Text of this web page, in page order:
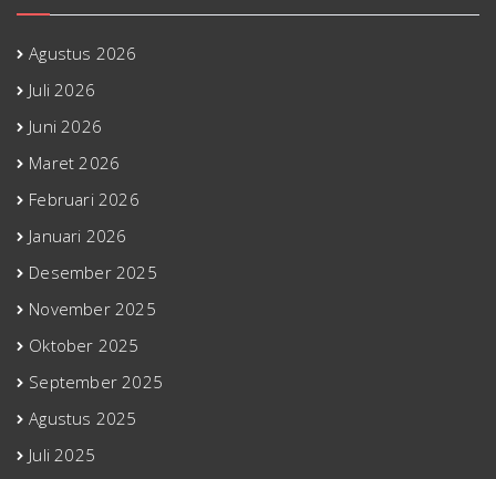
Agustus 2026
Juli 2026
Juni 2026
Maret 2026
Februari 2026
Januari 2026
Desember 2025
November 2025
Oktober 2025
September 2025
Agustus 2025
Juli 2025